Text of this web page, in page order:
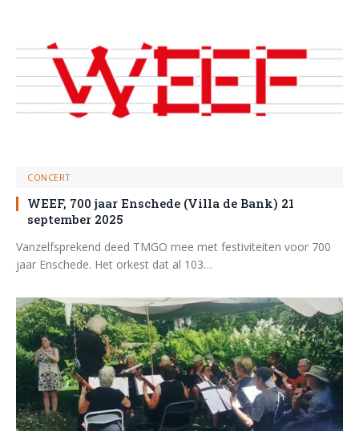
CONCERT
WEEF, 700 jaar Enschede (Villa de Bank) 21
september 2025
Vanzelfsprekend deed TMGO mee met festiviteiten voor 700
jaar Enschede. Het orkest dat al 103…